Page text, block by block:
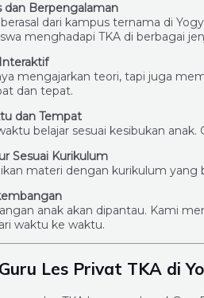
dan Berpengalaman
dari kampus ternama di
menghadapi TKA di berbagai
mengajarkan teori, tapi juga
dan tepat.
dan Tempat
belajar sesuai kesibukan
Sesuai Kurikulum
materi dengan kurikulum yang
anak akan dipantau. Kami
waktu ke waktu.
Les Privat TKA di